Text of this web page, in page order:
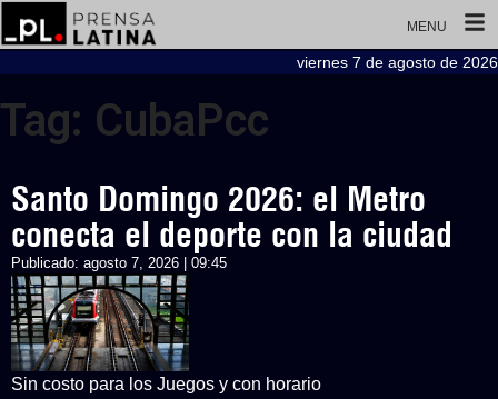
MENU
viernes 7 de agosto de 2026
Tag: CubaPcc
Santo Domingo 2026: el Metro
conecta el deporte con la ciudad
Publicado: agosto 7, 2026 | 09:45
Sin costo para los Juegos y con horario